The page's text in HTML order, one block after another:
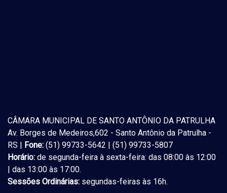
CÂMARA MUNICIPAL DE SANTO ANTÔNIO DA PATRULHA
Av. Borges de Medeiros,602 - Santo Antônio da Patrulha -
RS |
Fone: (51) 99733-5642 | (51) 99733-5807
Horário: de segunda-feira à sexta-feira: das 08:00 às 12:00
| das 13:00 às 17:00.
Sessões Ordinárias: segundas-feiras às 16h.